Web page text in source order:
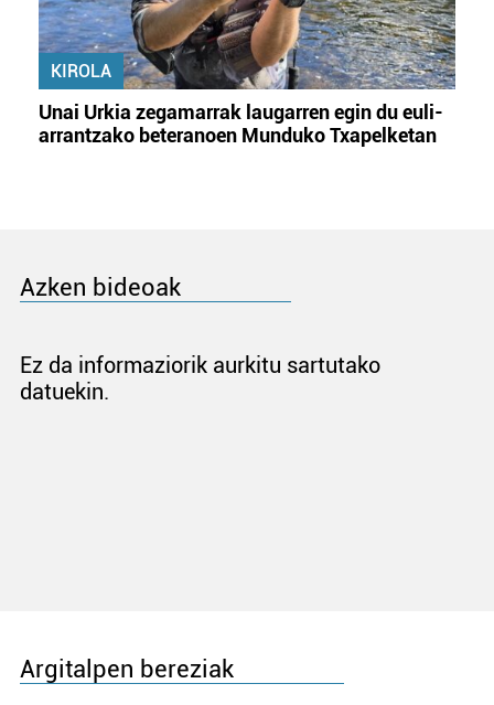
KIROLA
Unai Urkia zegamarrak laugarren egin du euli-
arrantzako beteranoen Munduko Txapelketan
Azken bideoak
Ez da informaziorik aurkitu sartutako
datuekin.
Argitalpen bereziak